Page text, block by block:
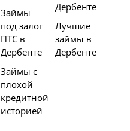
Займы
под залог
ПТС в
Дербенте
Займы с
плохой
кредитной
историей
Дербенте
Лучшие
займы в
Дербенте